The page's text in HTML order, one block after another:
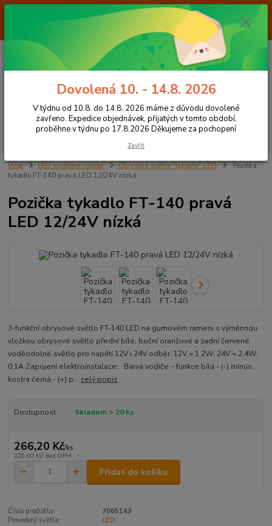
Od 7.8. do 14.8. 2026 máme z důvodu dovolené ZAVŘENO. Expedice
objednávek, přijatých v tomto období, proběhne v týdnu po 17.8.2026
Děkujeme za pochopení
CZK
Hledat
+420 605 283 713
za0,00 Kč
Úvod LED osvětlení vozidel Obrysová světla "tykadlo" LED
Pozička
tykadlo FT-140 pravá LED 12/24V nízká
Pozička tykadlo FT-140 pravá
LED 12/24V nízká
3-funkční obrysové světlo FT-140 LED na gumovém rameni s výměnnou
vložkou obrysové světlo přední bílé, boční oranžové a zadní červené
voděodolné světlo pro napětí 12V i 24V odběr: 12V = 1,2W; 24V = 2,4W;
0,1A Zapojení elektroinstalace: Barva vodiče – funkce bílá - (-) mínus,
kostra černá - (+) p... celý popis
Dostupnost Skladem > 20 ks
266,20 Kč/ks
220,00 Kč bez DPH
Přidat do košíku
Číslo produktu:
7065143
Provedení světla:
LED
Dovolená 10. - 14.8. 2026
V týdnu od 10.8. do 14.8. 2026 máme z důvodu dovolené
zavřeno. Expedice objednávek, přijatých v tomto období,
proběhne v týdnu po 17.8.2026 Děkujeme za pochopení
Zavřít